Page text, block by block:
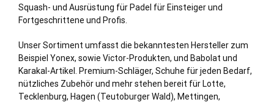
Squash- und Ausrüstung für Padel für Einsteiger und
Fortgeschrittene und Profis.
Unser Sortiment umfasst die bekanntesten Hersteller zum
Beispiel Yonex, sowie Victor-Produkten, und Babolat und
Karakal-Artikel. Premium-Schläger, Schuhe für jeden Bedarf,
nützliches Zubehör und mehr stehen bereit für Lotte,
Tecklenburg, Hagen (Teutoburger Wald), Mettingen,